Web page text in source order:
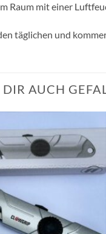
Raum mit einer
täglichen und
AUCH